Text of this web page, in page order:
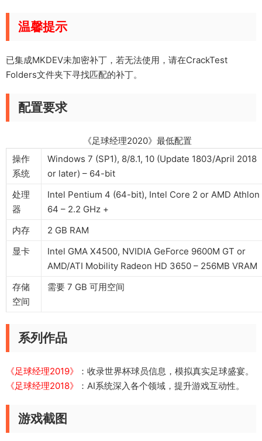
温馨提示
已集成MKDEV未加密补丁，若无法使用，请在CrackTest
Folders文件夹下寻找匹配的补丁。
配置要求
《足球经理2020》最低配置
操作
系统
Windows 7 (SP1), 8/8.1, 10 (Update 1803/April 2018
or later) – 64-bit
处理
器
Intel Pentium 4 (64-bit), Intel Core 2 or AMD Athlon
64 – 2.2 GHz +
内存
2 GB RAM
显卡
Intel GMA X4500, NVIDIA GeForce 9600M GT or
AMD/ATI Mobility Radeon HD 3650 – 256MB VRAM
存储
空间
需要 7 GB 可用空间
系列作品
《足球经理2019》
：收录世界杯球员信息，模拟真实足球盛宴。
《足球经理2018》
：AI系统深入各个领域，提升游戏互动性。
游戏截图